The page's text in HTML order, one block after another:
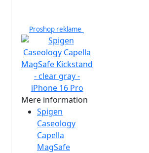
Proshop reklame
Mere information
Spigen
Caseology
Capella
MagSafe